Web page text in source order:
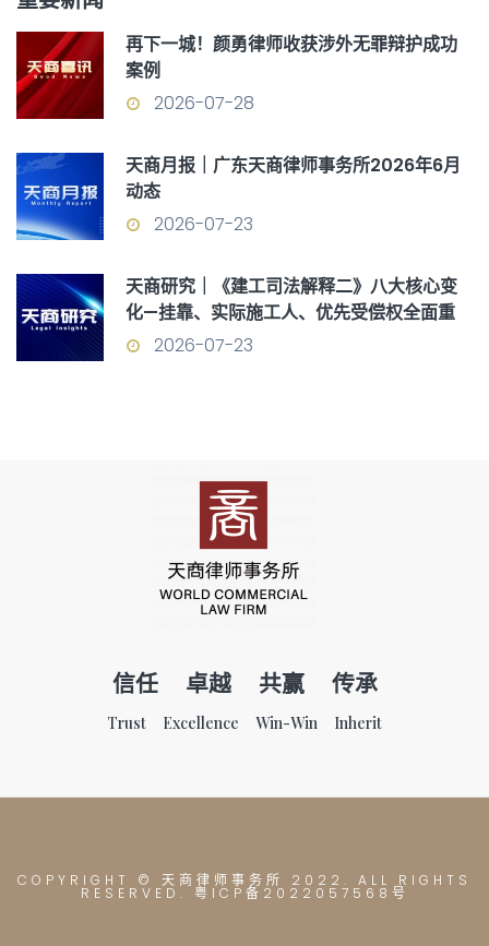
再下一城！颜勇律师收获涉外无罪辩护成功
案例
2026-07-28
天商月报｜广东天商律师事务所2026年6月
动态
2026-07-23
天商研究｜《建工司法解释二》八大核心变
化—挂靠、实际施工人、优先受偿权全面重
构
2026-07-23
信任 卓越 共赢 传承
Trust Excellence Win-Win Inherit
COPYRIGHT © 天商律师事务所 2022. ALL RIGHTS
RESERVED. 粤ICP备2022057568号